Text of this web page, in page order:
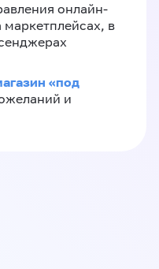
онлайн-
маркетплейсах, в
«‎под
и